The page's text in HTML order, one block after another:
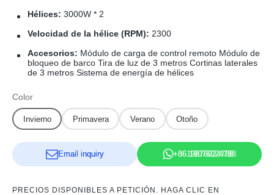
Hélices: 3000W * 2
Velocidad de la hélice (RPM): 2300
Accesorios: Módulo de carga de control remoto Módulo de
bloqueo de barco Tira de luz de 3 metros Cortinas laterales
de 3 metros Sistema de energía de hélices
Color
Invierno Primavera Verano Otoño
Email inquiry +86 19076024788
PRECIOS DISPONIBLES A PETICIÓN. HAGA CLIC EN